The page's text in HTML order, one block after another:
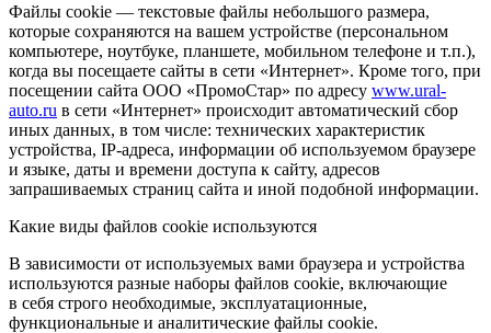
Файлы cookie — текстовые файлы небольшого размера,
которые сохраняются на вашем устройстве (персональном
компьютере, ноутбуке, планшете, мобильном телефоне и т.п.),
когда вы посещаете сайты в сети «Интернет». Кроме того, при
посещении сайта ООО «ПромоСтар» по адресу www.ural-
auto.ru в сети «Интернет» происходит автоматический сбор
иных данных, в том числе: технических характеристик
устройства, IP-адреса, информации об используемом браузере
и языке, даты и времени доступа к сайту, адресов
запрашиваемых страниц сайта и иной подобной информации.
Какие виды файлов cookie используются
В зависимости от используемых вами браузера и устройства
используются разные наборы файлов cookie, включающие
в себя строго необходимые, эксплуатационные,
функциональные и аналитические файлы cookie.